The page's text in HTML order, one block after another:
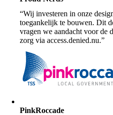
“Wij investeren in onze
toegankelijk te bouwen. Dit
vragen we aandacht voor de
zorg via access.denied.nu.”
PinkRoccade